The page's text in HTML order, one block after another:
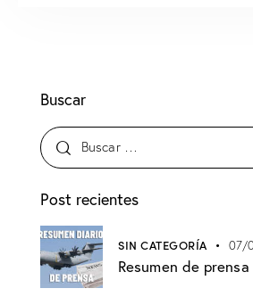
Buscar
Post recientes
SIN CATEGORÍA 07/
Resumen de